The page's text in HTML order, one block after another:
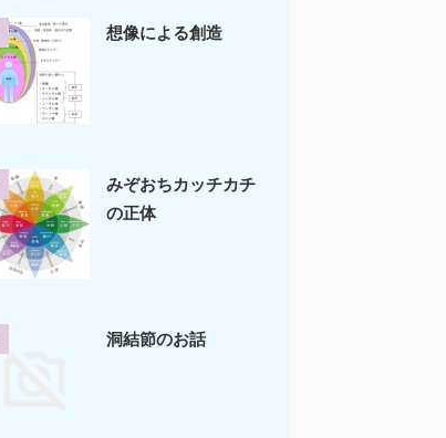
想像による創造
みぞおちカッチカチ
の正体
洞結節のお話